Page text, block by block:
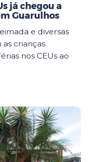
já chegou a
Guarulhos
e diversas
crianças
nos CEUs ao